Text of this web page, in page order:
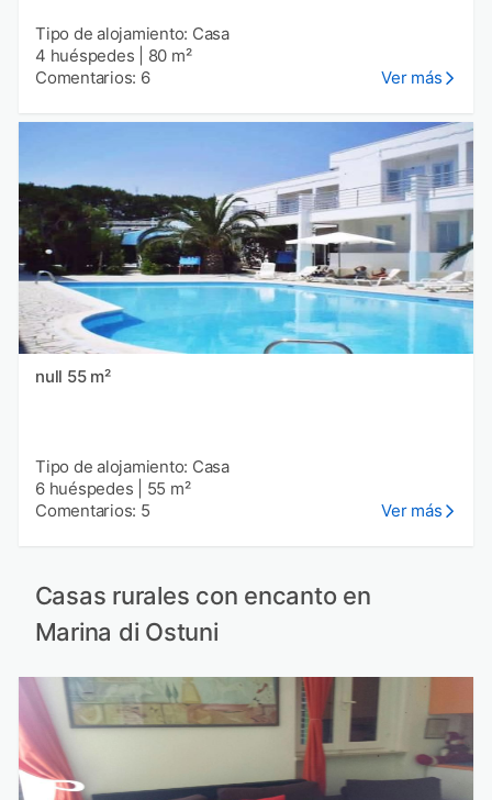
Tipo de alojamiento: Casa
4 huéspedes
80 m²
Comentarios: 6
Ver más
null 55 m²
Tipo de alojamiento: Casa
6 huéspedes
55 m²
Comentarios: 5
Ver más
Casas rurales con encanto en
Marina di Ostuni